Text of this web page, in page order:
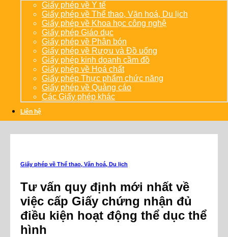
Giấy phép về Y tế
Giấy phép về Thể thao, Văn hoá, Du lịch
Giấy phép về Khoa học công nghệ
Giấy phép Giáo dục
Giấy phép về Phân bón
Giấy phép về Rượu và Đồ uống
Giấy phép kinh doanh cầm đồ
Giấy phép về Hoá chất
Giấy phép Thực phẩm chức năng
Giấy phép về Quảng cáo
Các Giấy phép khác
Liên hệ
Giấy phép về Thể thao, Văn hoá, Du lịch
Tư vấn quy định mới nhất về
việc cấp Giấy chứng nhận đủ
điều kiện hoạt động thể dục thể
hình